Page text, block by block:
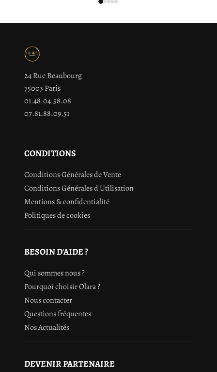
24 Rue Beaubourg
75003 Paris
01.48.04.58.08
07.81.88.09.51
CONDITIONS
Conditions Générales de Vente
Conditions Générales d'Utilisation
Mentions & confidentialité
Politiques de cookies
BESOIN D'AIDE ?
Qui sommes nous ?
Pourquoi choisir Olara ?
Nous contacter
Questions fréquentes
Nos Actualités
DEVENIR PARTENAIRE